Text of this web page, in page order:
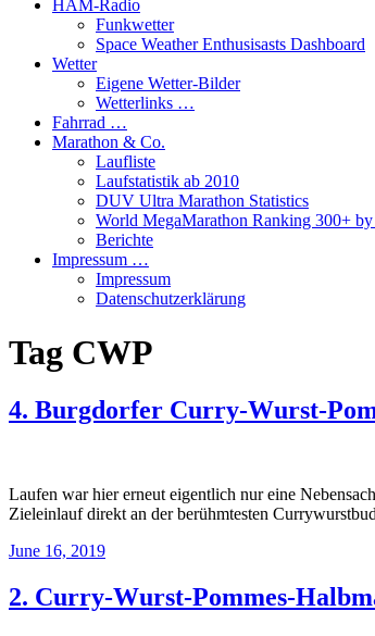
HAM-Radio
Funkwetter
Space Weather Enthusisasts Dashboard
Wetter
Eigene Wetter-Bilder
Wetterlinks …
Fahrrad …
Marathon & Co.
Laufliste
Laufstatistik ab 2010
DUV Ultra Marathon Statistics
World MegaMarathon Ranking 300+
Berichte
Impressum …
Impressum
Datenschutzerklärung
Tag CWP
4. Burgdorfer Curry-Wurst-
Laufen war hier erneut eigentlich nur eine
Zieleinlauf direkt an der berühmtesten
June 16, 2019
2. Curry-Wurst-Pommes-